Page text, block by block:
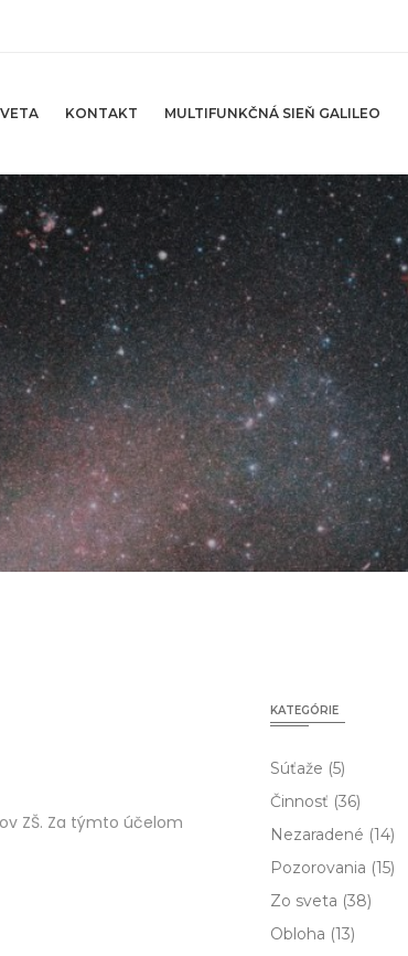
KONTAKT MULTIFUNKČNÁ SIEŇ GALILEO
ZŠ. Za týmto účelom
KATEGÓRIE
Súťaže (5)
Činnosť (36)
Nezaradené (14)
Pozorovania (15)
Zo sveta (38)
Obloha (13)